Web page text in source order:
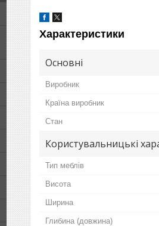
Характеристики
Основні
Виробник
Країна виробник
Стан
Користувальницькі
Тип меблів
Висота
Ширина
Глибина (довжина)